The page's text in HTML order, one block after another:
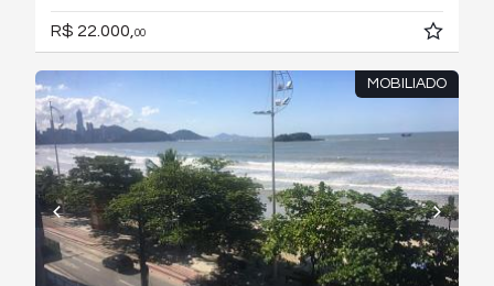
R$ 22.000,00
MOBILIADO